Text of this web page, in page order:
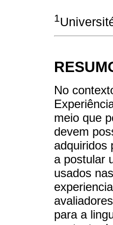
1
No
meio que
devem
adquiridos
a postular
usados
para a